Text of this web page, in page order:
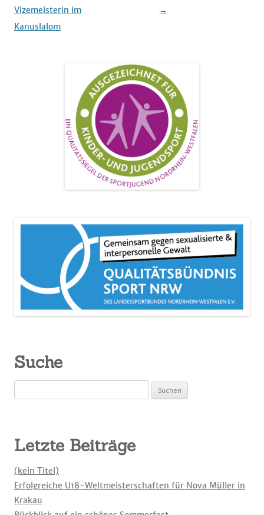
Vizemeisterin im
Kanuslalom
→
Suche
nach:
Letzte Beiträge
(kein Titel)
Erfolgreiche U18-Weltmeisterschaften für Nova Müller in
Krakau